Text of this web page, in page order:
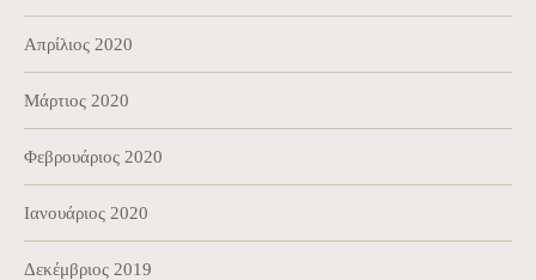
Απρίλιος 2020
Μάρτιος 2020
Φεβρουάριος 2020
Ιανουάριος 2020
Δεκέμβριος 2019